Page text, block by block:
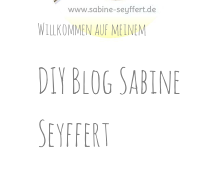
Willkommen auf meinem
DIY Blog Sabine
Seyffert